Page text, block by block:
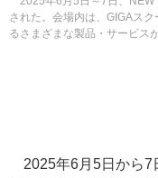
された。会場内は、GIGAス
るさまざまな製品・サービス
2025年6月5日から7